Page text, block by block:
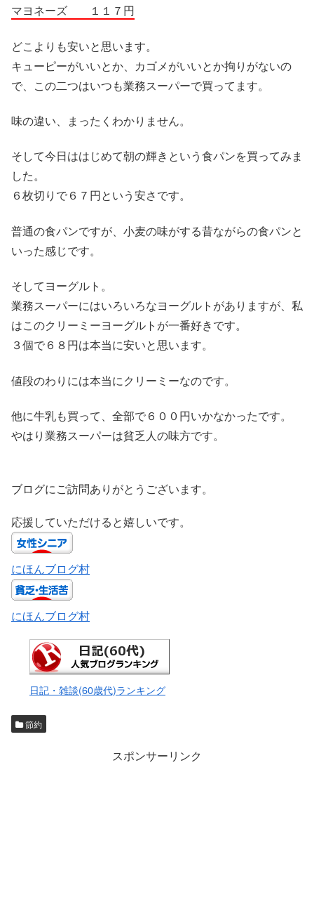
マヨネーズ １１７円
どこよりも安いと思います。
キューピーがいいとか、カゴメがいいとか拘りがないの
で、この二つはいつも業務スーパーで買ってます。
味の違い、まったくわかりません。
そして今日ははじめて朝の輝きという食パンを買ってみま
した。
６枚切りで６７円という安さです。
普通の食パンですが、小麦の味がする昔ながらの食パンと
いった感じです。
そしてヨーグルト。
業務スーパーにはいろいろなヨーグルトがありますが、私
はこのクリーミーヨーグルトが一番好きです。
３個で６８円は本当に安いと思います。
値段のわりには本当にクリーミーなのです。
他に牛乳も買って、全部で６００円いかなかったです。
やはり業務スーパーは貧乏人の味方です。
ブログにご訪問ありがとうございます。
応援していただけると嬉しいです。
にほんブログ村
にほんブログ村
日記・雑談(60歳代)ランキング
節約
スポンサーリンク